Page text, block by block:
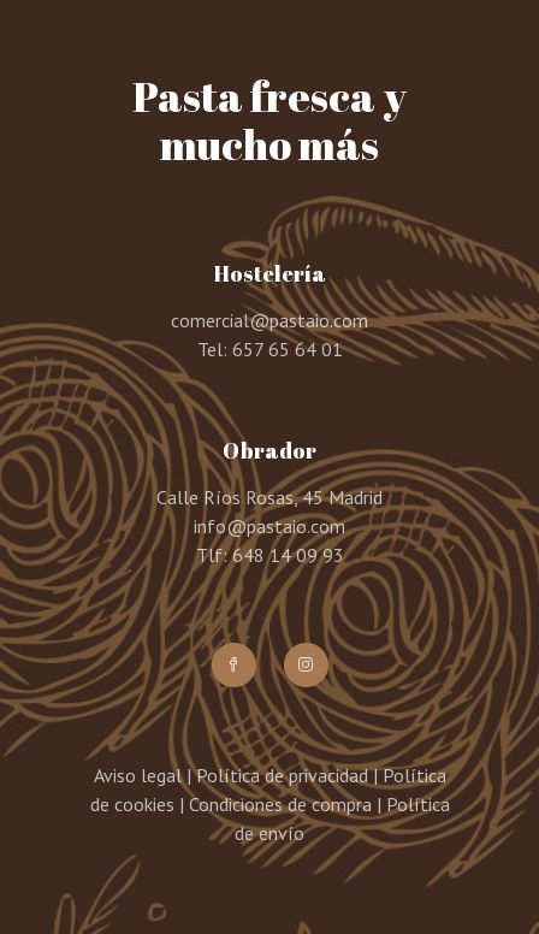
Pasta fresca y
mucho más
Hostelería
comercial@pastaio.com
Tel: 657 65 64 01
Obrador
Calle Ríos Rosas, 45 Madrid
info@pastaio.com
Tlf: 648 14 09 93
Aviso legal|Política de privacidad|Política
de cookies | Condiciones de compra| Política
de envío